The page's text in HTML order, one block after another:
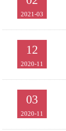
2021-03
12
2020-11
03
2020-11